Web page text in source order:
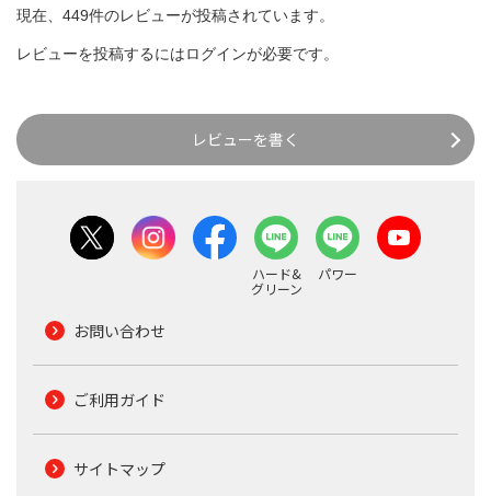
現在、449件のレビューが投稿されています。
レビューを投稿するにはログインが必要です。
レビューを書く
ハード&
グリーン
パワー
お問い合わせ
ご利用ガイド
サイトマップ